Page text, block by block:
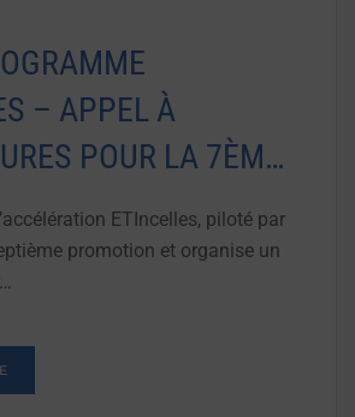
– APPEL À
POUR LA 7ÈM…
ETIncelles, piloté par
promotion et organise un